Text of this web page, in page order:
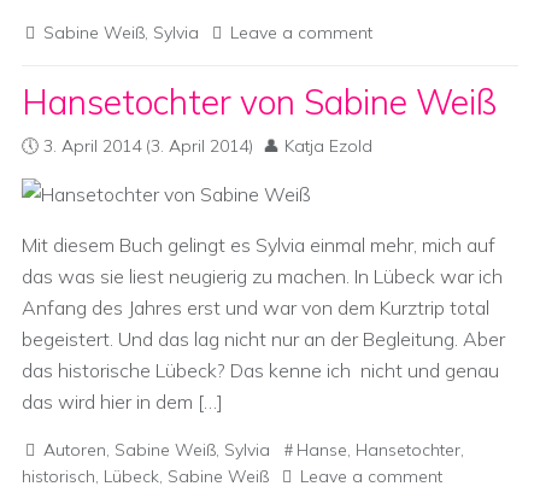
Sabine Weiß, Sylvia Leave a comment
Hansetochter von Sabine Weiß
3. April 2014(3. April 2014) Katja Ezold
Mit diesem Buch gelingt es Sylvia einmal mehr, mich auf
das was sie liest neugierig zu machen. In Lübeck war ich
Anfang des Jahres erst und war von dem Kurztrip total
begeistert. Und das lag nicht nur an der Begleitung. Aber
das historische Lübeck? Das kenne ich nicht und genau
das wird hier in dem […]
Autoren, Sabine Weiß, Sylvia Hanse, Hansetochter,
historisch, Lübeck, Sabine Weiß Leave a comment